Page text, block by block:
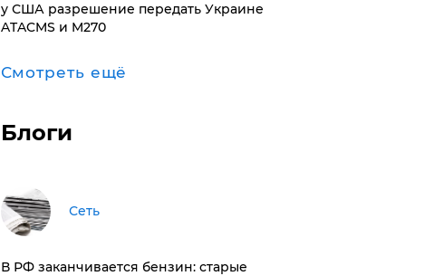
у США разрешение передать Украине
ATACMS и M270
Смотреть ещё
Блоги
Сеть
​В РФ заканчивается бензин: старые